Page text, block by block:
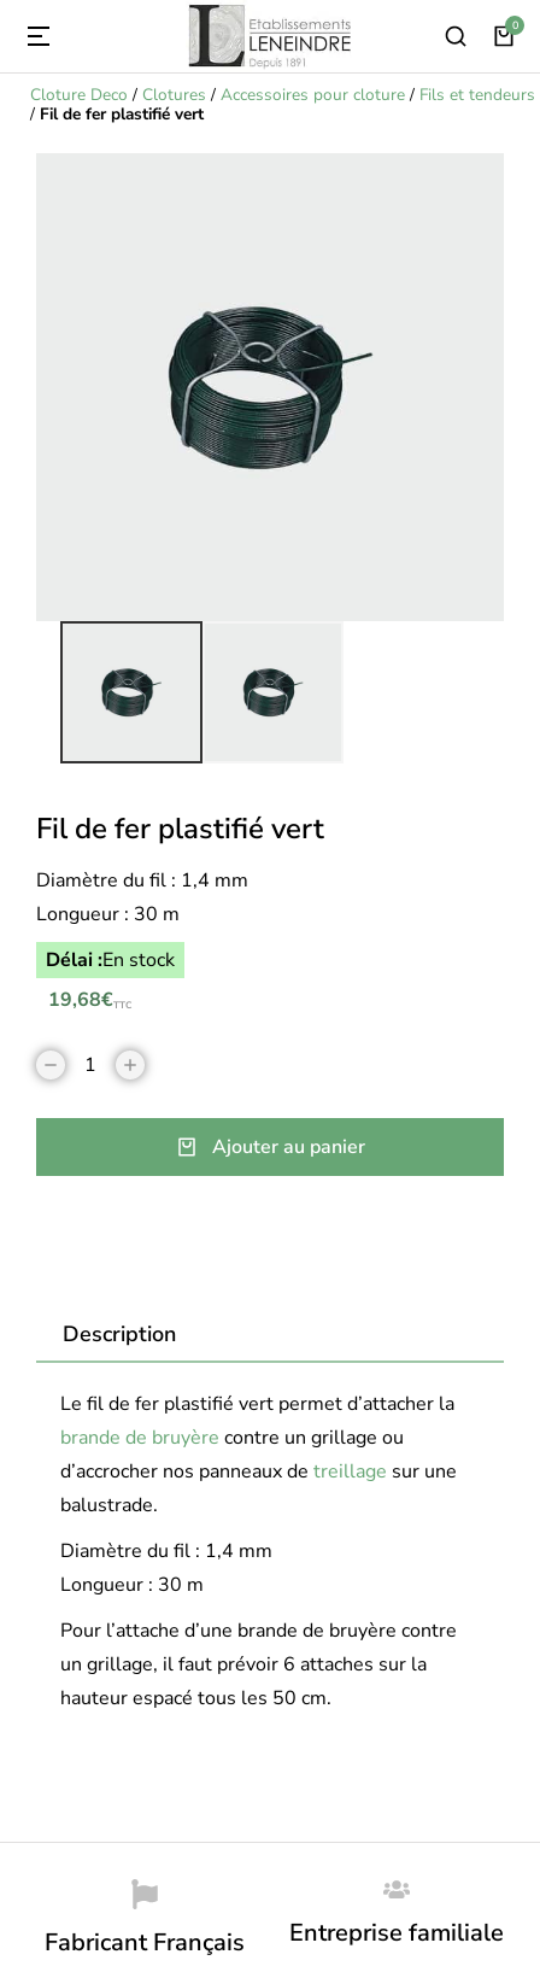
Cloture Deco / Clotures / Accessoires pour cloture/ Fils et tendeurs
/ Fil de fer plastifié vert
Fil de fer plastifié vert
Diamètre du fil : 1,4 mm
Longueur : 30 m
Délai :En stock
19,68€TTC
Ajouter au panier
Description
Le fil de fer plastifié vert permet d’attacher la
brande de bruyère contre un grillage ou
d’accrocher nos panneaux de treillage sur une
balustrade.
Diamètre du fil : 1,4 mm
Longueur : 30 m
Pour l’attache d’une brande de bruyère contre
un grillage, il faut prévoir 6 attaches sur la
hauteur espacé tous les 50 cm.
Fabricant Français Entreprise familiale